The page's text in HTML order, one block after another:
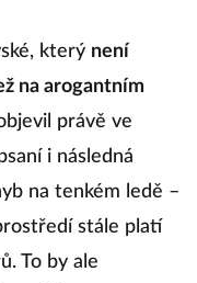
který není
na arogantním
právě ve
i následná
na tenkém ledě –
stále platí
To by ale